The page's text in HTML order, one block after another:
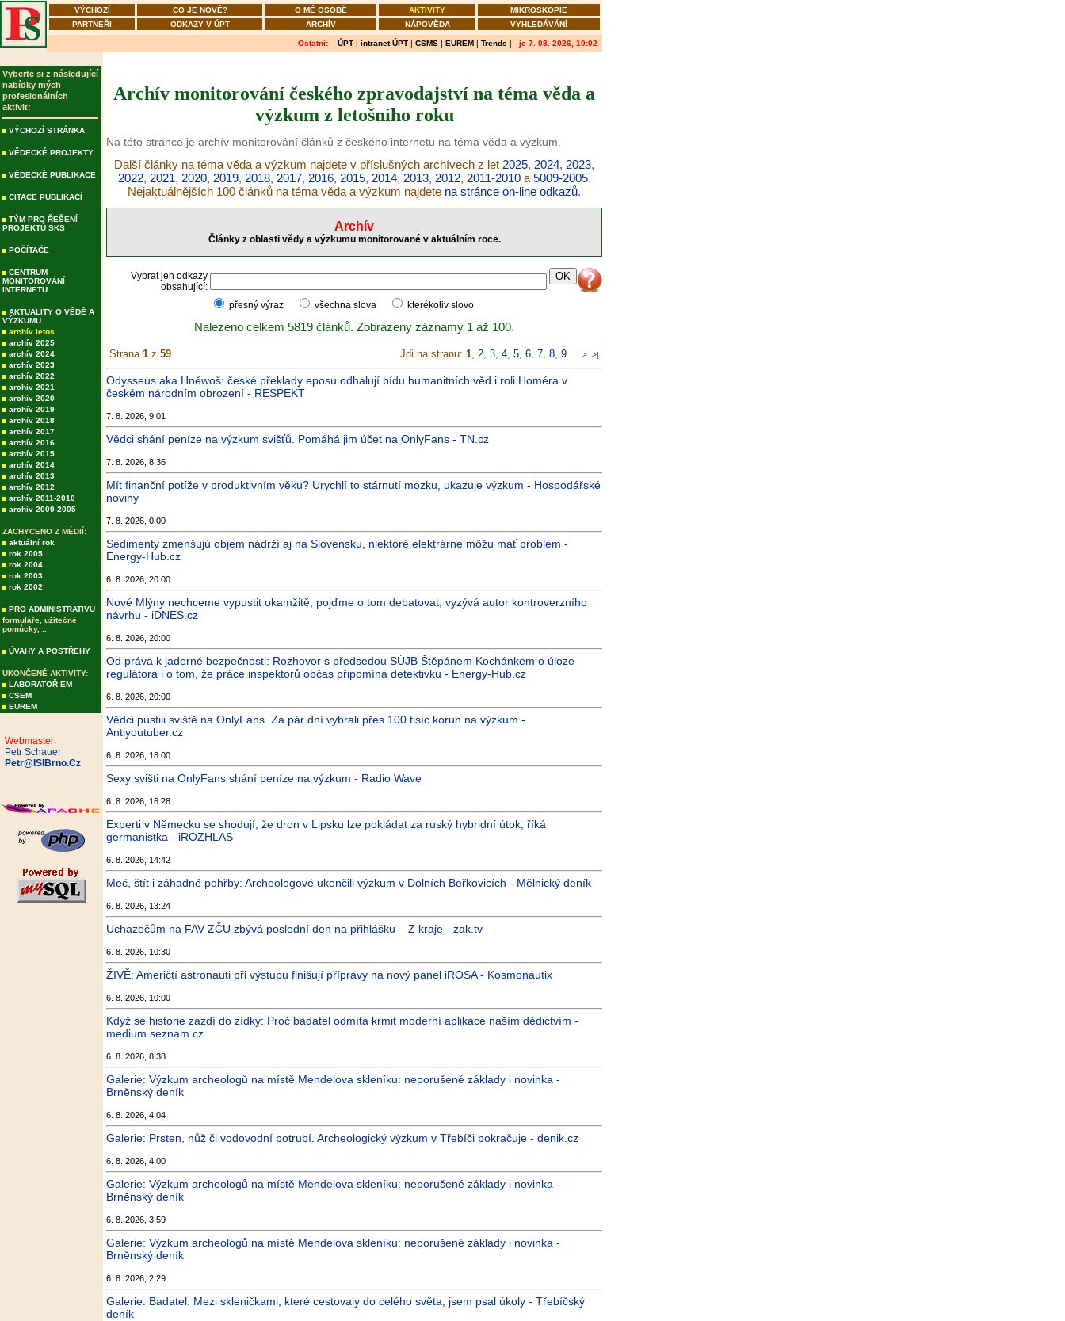
VÝCHOZÍ CO JE NOVÉ? O MÉ OSOBĚ AKTIVITY
MIKROSKOPIE
PARTNEŘI
ODKAZY V ÚPT ARCHÍV NÁPOVĚDA VYHLEDÁVÁNÍ
Ostatní: ÚPT | intranet ÚPT | CSMS | EUREM | Trends | je 7. 08. 2026, 10:02
Vyberte si z následující
nabídky mých
profesionálních
aktivit:
VÝCHOZÍ STRÁNKA
VĚDECKÉ PROJEKTY
VĚDECKÉ PUBLIKACE
CITACE PUBLIKACÍ
TÝM PRO ŘEŠENÍ
PROJEKTŮ SKS
POČÍTAČE
CENTRUM
MONITOROVÁNÍ
INTERNETU
AKTUALITY O VĚDĚ A
VÝZKUMU
archív letos
archív 2025
archív 2024
archív 2023
archív 2022
archív 2021
archív 2020
archív 2019
archív 2018
archív 2017
archív 2016
archív 2015
archív 2014
archív 2013
archív 2012
archív 2011-2010
archív 2009-2005
ZACHYCENO Z MÉDIÍ:
aktuální rok
rok 2005
rok 2004
rok 2003
rok 2002
PRO ADMINISTRATIVU
formuláře, užitečné
pomůcky, ..
ÚVAHY A POSTŘEHY
UKONČENÉ AKTIVITY:
LABORATOŘ EM
CSEM
EUREM
Webmaster:
Petr Schauer
Petr@ISIBrno.Cz
Archív monitorování českého zpravodajství na téma věda a
výzkum z letošního roku
Na této stránce je archív monitorování článků z českého internetu na téma věda a výzkum.
Další články na téma věda a výzkum najdete v příslušných archívech z let 2025, 2024, 2023,
2022, 2021, 2020, 2019, 2018, 2017, 2016, 2015, 2014, 2013, 2012, 2011-2010a 5009-2005.
Nejaktuálnějších 100 článků na téma věda a výzkum najdete na stránce on-line odkazů.
Archív
Články z oblasti vědy a výzkumu monitorované v aktuálním roce.
Vybrat jen odkazy
obsahující:
přesný výraz
všechna slova kterékoliv slovo
Nalezeno celkem 5819 článků. Zobrazeny záznamy 1 až 100.
Strana 1 z 59 Jdi na stranu: 1, 2, 3, 4, 5, 6, 7, 8, 9 .. > >|
Odysseus aka Hněwoš: české překlady eposu odhalují bídu humanitních věd i roli Homéra v
českém národním obrození - RESPEKT
7. 8. 2026, 9:01
Vědci shání peníze na výzkum svišťů. Pomáhá jim účet na OnlyFans - TN.cz
7. 8. 2026, 8:36
Mít finanční potíže v produktivním věku? Urychlí to stárnutí mozku, ukazuje výzkum - Hospodářské
noviny
7. 8. 2026, 0:00
Sedimenty zmenšujú objem nádrží aj na Slovensku, niektoré elektrárne môžu mať problém -
Energy-Hub.cz
6. 8. 2026, 20:00
Nové Mlýny nechceme vypustit okamžitě, pojďme o tom debatovat, vyzývá autor kontroverzního
návrhu - iDNES.cz
6. 8. 2026, 20:00
Od práva k jaderné bezpečnosti: Rozhovor s předsedou SÚJB Štěpánem Kochánkem o úloze
regulátora i o tom, že práce inspektorů občas připomíná detektivku - Energy-Hub.cz
6. 8. 2026, 20:00
Vědci pustili sviště na OnlyFans. Za pár dní vybrali přes 100 tisíc korun na výzkum -
Antiyoutuber.cz
6. 8. 2026, 18:00
Sexy svišti na OnlyFans shání peníze na výzkum - Radio Wave
6. 8. 2026, 16:28
Experti v Německu se shodují, že dron v Lipsku lze pokládat za ruský hybridní útok, říká
germanistka - iROZHLAS
6. 8. 2026, 14:42
Meč, štít i záhadné pohřby: Archeologové ukončili výzkum v Dolních Beřkovicích - Mělnický deník
6. 8. 2026, 13:24
Uchazečům na FAV ZČU zbývá poslední den na přihlášku – Z kraje - zak.tv
6. 8. 2026, 10:30
ŽIVĚ: Američtí astronauti při výstupu finišují přípravy na nový panel iROSA - Kosmonautix
6. 8. 2026, 10:00
Když se historie zazdí do zídky: Proč badatel odmítá krmit moderní aplikace naším dědictvím -
medium.seznam.cz
6. 8. 2026, 8:38
Galerie: Výzkum archeologů na místě Mendelova skleníku: neporušené základy i novinka -
Brněnský deník
6. 8. 2026, 4:04
Galerie: Prsten, nůž či vodovodní potrubí. Archeologický výzkum v Třebíči pokračuje - denik.cz
6. 8. 2026, 4:00
Galerie: Výzkum archeologů na místě Mendelova skleníku: neporušené základy i novinka -
Brněnský deník
6. 8. 2026, 3:59
Galerie: Výzkum archeologů na místě Mendelova skleníku: neporušené základy i novinka -
Brněnský deník
6. 8. 2026, 2:29
Galerie: Badatel: Mezi skleničkami, které cestovaly do celého světa, jsem psal úkoly - Třebíčský
deník